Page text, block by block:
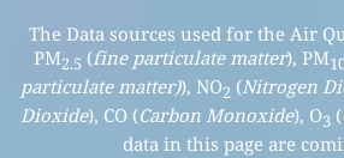
The Data sources used for the Air
PM2.5 (fine particulate matter), PM
particulate matter)), NO2 (Nitrogen
Dioxide), CO (Carbon Monoxide), O3 (
data in this page are